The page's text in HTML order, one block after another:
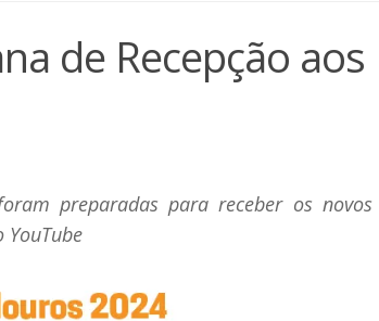
de Recepção aos
preparadas para receber os novos